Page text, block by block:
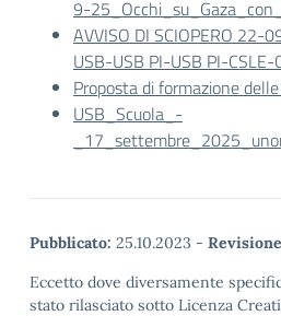
9-
AVVISO DI SCIOPERO 22-
USB-USB PI-USB PI-CSLE-
Proposta di formazione
USB_Scuola_-
Pubblicato: 25.10.2023 -
Eccetto dove diversamente
stato rilasciato sotto Licenza